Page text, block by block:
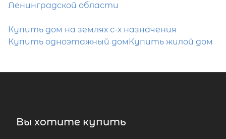
Ленинградской области
Купить дом на землях с-х назначения
Купить одноэтажный дом Купить жилой дом
Вы хотите купить